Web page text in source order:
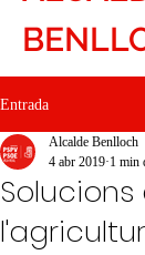
Entrada
Alcalde Benlloch
4 abr 2019 1 min